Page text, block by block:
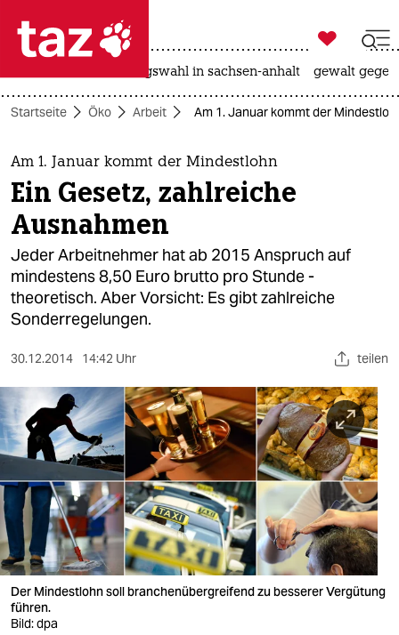
 taz zahl ich
taz zahl ich
themen
politik
öko
gesellschaft
kultur
sport
berlin
nord
wahrheit
verlag
verlag
veranstaltungen
shop

taz zahl ich
landtagswahl in sachsen-anhalt gewalt
Startseite Öko Arbeit Am 1. Januar kommt der
Am 1. Januar kommt der Mindestlohn
Ein Gesetz, zahlreiche
Ausnahmen
Jeder Arbeitnehmer hat ab 2015 Anspruch auf
mindestens 8,50 Euro brutto pro Stunde -
theoretisch. Aber Vorsicht: Es gibt zahlreiche
Sonderregelungen.
30.12.2014 14:42 Uhr teilen
Der Mindestlohn soll branchenübergreifend zu besserer Vergütung
führen.
Bild: dpa